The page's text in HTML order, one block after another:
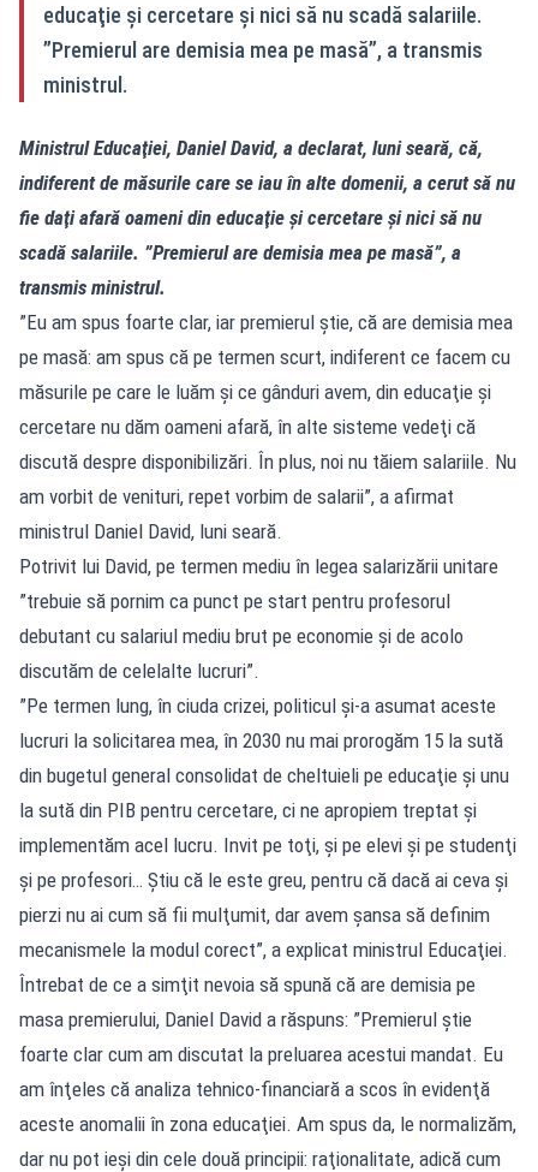
educaţie şi cercetare şi nici să nu scadă salariile.
”Premierul are demisia mea pe masă”, a transmis
ministrul.
Ministrul Educaţiei, Daniel David, a declarat, luni seară, că,
indiferent de măsurile care se iau în alte domenii, a cerut să nu
fie daţi afară oameni din educaţie şi cercetare şi nici să nu
scadă salariile. ”Premierul are demisia mea pe masă”, a
transmis ministrul.
”Eu am spus foarte clar, iar premierul ştie, că are demisia mea
pe masă: am spus că pe termen scurt, indiferent ce facem cu
măsurile pe care le luăm şi ce gânduri avem, din educaţie şi
cercetare nu dăm oameni afară, în alte sisteme vedeţi că
discută despre disponibilizări. În plus, noi nu tăiem salariile. Nu
am vorbit de venituri, repet vorbim de salarii”, a afirmat
ministrul Daniel David, luni seară.
Potrivit lui David, pe termen mediu în legea salarizării unitare
”trebuie să pornim ca punct pe start pentru profesorul
debutant cu salariul mediu brut pe economie şi de acolo
discutăm de celelalte lucruri”.
”Pe termen lung, în ciuda crizei, politicul şi-a asumat aceste
lucruri la solicitarea mea, în 2030 nu mai prorogăm 15 la sută
din bugetul general consolidat de cheltuieli pe educaţie şi unu
la sută din PIB pentru cercetare, ci ne apropiem treptat şi
implementăm acel lucru. Invit pe toţi, şi pe elevi şi pe studenţi
şi pe profesori… Ştiu că le este greu, pentru că dacă ai ceva şi
pierzi nu ai cum să fii mulţumit, dar avem şansa să definim
mecanismele la modul corect”, a explicat ministrul Educaţiei.
Întrebat de ce a simţit nevoia să spună că are demisia pe
masa premierului, Daniel David a răspuns: ”Premierul ştie
foarte clar cum am discutat la preluarea acestui mandat. Eu
am înţeles că analiza tehnico-financiară a scos în evidenţă
aceste anomalii în zona educaţiei. Am spus da, le normalizăm,
dar nu pot ieşi din cele două principii: raţionalitate, adică cum